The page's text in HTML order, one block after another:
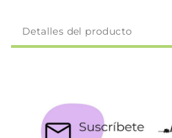
Detalles del producto